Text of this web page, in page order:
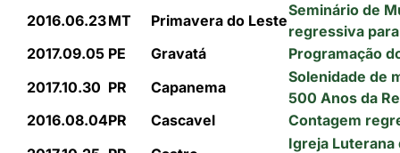
2016.06.23MT Primavera do Leste
Seminário de
regressiva
2017.09.05 PE Gravatá
Programação
2017.10.30 PR Capanema
Solenidade de
500 Anos da
2016.08.04PR Cascavel
Contagem
Igreja Luterana